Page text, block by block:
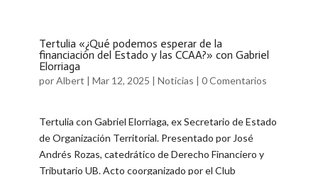
Tertulia «¿Qué podemos esperar de la
financiación del Estado y las CCAA?» con Gabriel
Elorriaga
porAlbert | Mar 12, 2025 | Noticias | 0 Comentarios
Tertulia con Gabriel Elorriaga, ex Secretario de Estado
de Organización Territorial. Presentado por José
Andrés Rozas, catedrático de Derecho Financiero y
Tributario UB. Acto coorganizado por el Club